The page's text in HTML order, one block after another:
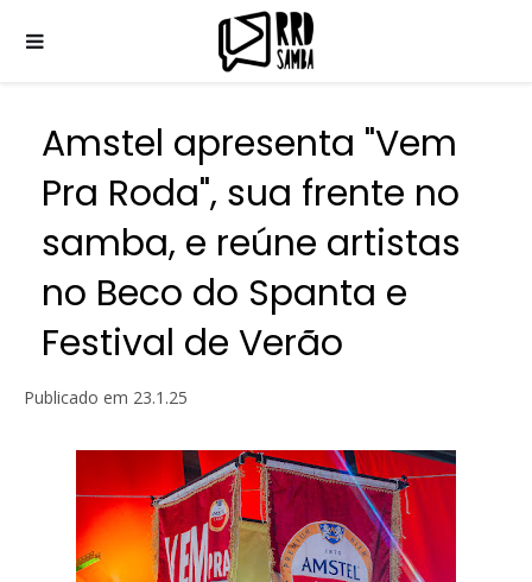
Amstel apresenta "Vem
Pra Roda", sua frente no
samba, e reúne artistas
no Beco do Spanta e
Festival de Verão
Publicado em 23.1.25